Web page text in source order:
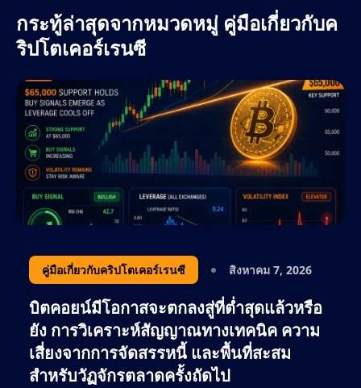
กระทู้ล่าสุดจากหมวดหมู่ คู่มือเกี่ยวกับค
ริปโตเคอร์เรนซี
คู่มือเกี่ยวกับคริปโตเคอร์เรนซี สิงหาคม 7, 2026
บิตคอยน์มีโอกาสจะตกลงสู่ที่ต่ำสุดแล้วหรือ
ยัง การวิเคราะห์สัญญาณทางเทคนิค ความ
เสี่ยงจากการจัดสรรหนี้ และพื้นที่สะสม
สำหรับวัฏจักรตลาดครั้งถัดไป